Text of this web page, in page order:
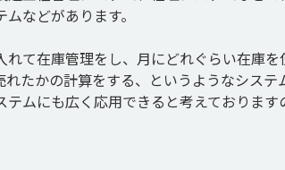
などがあります。
て在庫管理をし、月にどれぐらい在庫を
たかの計算をする、というようなシステ
ムにも広く応用できると考えております